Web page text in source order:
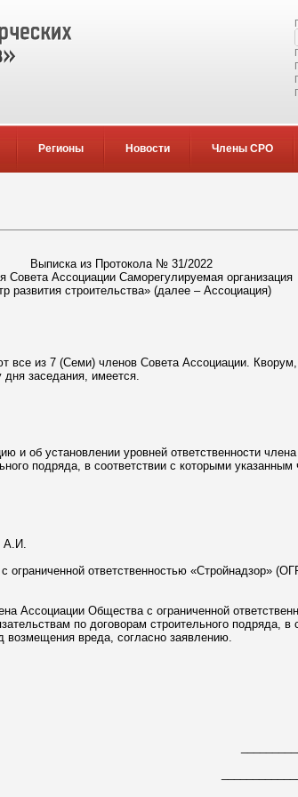
Регионы Новости Члены СРО
Выписка из Протокола № 31/2022
Совета Ассоциации Саморегулируемая организация
развития строительства» (далее – Ассоциация)
все из 7 (Семи) членов Совета Ассоциации.
заседания, имеется.
и об установлении уровней ответственности
подряда, в соответствии с которыми
А.И.
ответственностью «Стройнадзор»
Ассоциации Общества с ограниченной
по договорам строительного подряда, в
вреда, согласно заявлению.